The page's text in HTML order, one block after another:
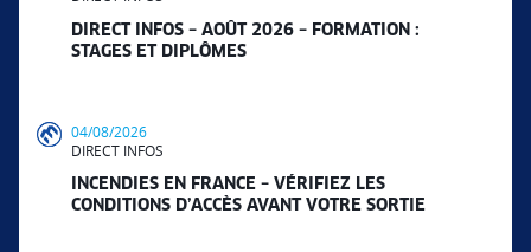
DIRECT INFOS – AOÛT 2026 – FORMATION :
STAGES ET DIPLÔMES
04/08/2026
DIRECT INFOS
INCENDIES EN FRANCE – VÉRIFIEZ LES
CONDITIONS D’ACCÈS AVANT VOTRE SORTIE